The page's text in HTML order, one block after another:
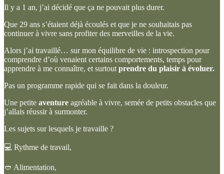
Il y a 1 an, j’ai décidé que ça ne pouvait plus durer.
Que 29 ans s’étaient déjà écoulés et que je ne souhaitais pas
continuer à vivre sans profiter des merveilles de la vie.
Alors j’ai travaillé… sur mon équilibre de vie : introspection pour
comprendre d’où venaient certains comportements, temps pour
apprendre à me connaître, et surtout prendre du plaisir à évoluer.
Pas un programme rapide qui se fait dans la douleur.
Une petite aventure agréable à vivre, semée de petits obstacles que
j’allais réussir à surmonter.
Les sujets sur lesquels je travaille ?
💻 Rythme de travail,
🥙 Alimentation,